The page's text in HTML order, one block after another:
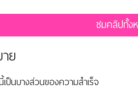
ชมคลิปทั้ง
ย
นบางส่วนของความสำเร็จ